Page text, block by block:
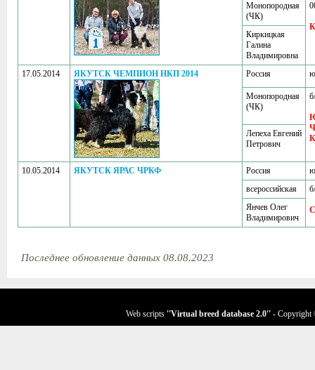
Монопородная
(ЧК)
Киркицкая
Галина
Владимировна
17.05.2014
ЯКУТСК ЧЕМПИОН НКП 2014 Россия
Монопородная
(ЧК)
Лепеха Евгений
Петрович
10.05.2014 ЯКУТСК ЯРАС ЧРКФ Россия
всероссийская
Янчев Олег
Владимирович
Последнее обновление данных 08.08.2023
Web scripts ''Virtual breed database 2.0'' - Copyright